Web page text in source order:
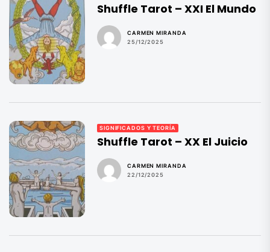
Shuffle Tarot – XXI El Mundo
CARMEN MIRANDA
25/12/2025
SIGNIFICADOS Y TEORÍA
Shuffle Tarot – XX El Juicio
CARMEN MIRANDA
22/12/2025